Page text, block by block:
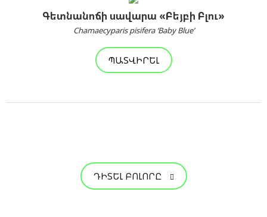
Գետնանոճի սավարա «Բեյբի Բլու»
Chamaecyparis pisifera ‘Baby Blue’
ՊԱՏՎԻՐԵԼ
ԴԻՏԵԼ ԲՈԼՈՐԸ